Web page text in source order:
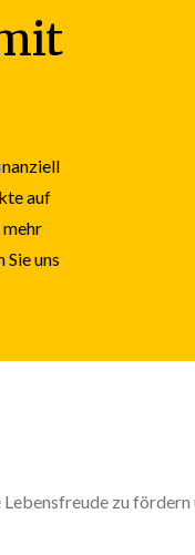
auf
uns
zu fördern